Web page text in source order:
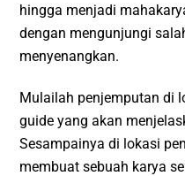
hingga menjadi
dengan mengunjungi
menyenangkan.
Mulailah penjemputan di
guide yang akan
Sesampainya di lokasi
membuat sebuah karya